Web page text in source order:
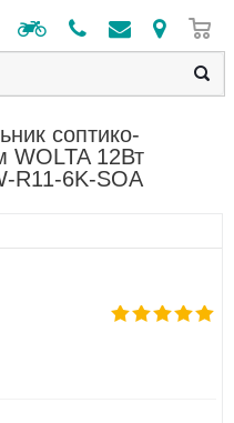
соптико-
WOLTA 12Вт
R11-6K-SOA